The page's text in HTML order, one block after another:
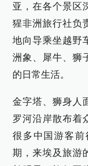
亚，在各个景区
猩非洲旅行社负
地向导乘坐越野
洲象、犀牛、狮
的日常生活。
金字塔、狮身
罗河沿岸散布着
很多中国游客前
期，来埃及旅游